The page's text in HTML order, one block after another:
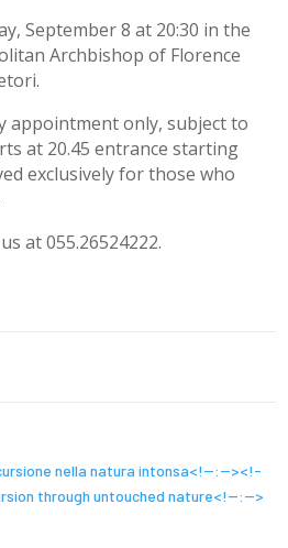
September 8 at 20:30 in the
Archbishop of Florence
appointment only, subject to
at 20.45 entrance starting
exclusively for those who
at 055.26524222.
nella natura intonsa<!--:--><!-
through untouched nature<!--:-->